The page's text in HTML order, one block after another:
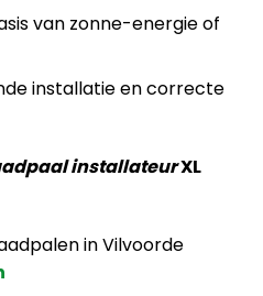
van zonne-energie of
installatie en correcte
installateurXL
in Vilvoorde